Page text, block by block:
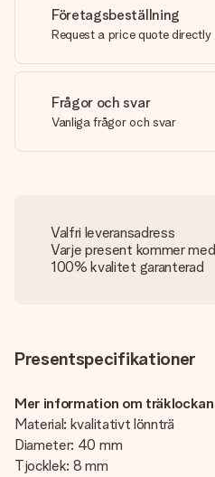
Företagsbeställning
Request a price quote directly
Frågor och svar
Vanliga frågor och svar
Valfri leveransadress
Varje present kommer
100% kvalitet garanterad
Presentspecifikationer
Mer information om
Material: kvalitativt lönnträ
Diameter: 40 mm
Tjocklek: 8 mm